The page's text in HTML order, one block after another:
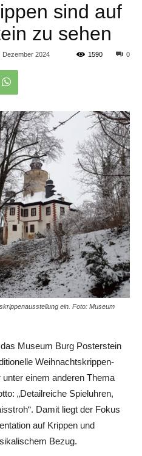
sind auf
zu sehen
Dezember 2024 0
1590
ein. Foto: Museum
Museum Burg Posterstein
Weihnachtskrippen-
einem anderen Thema
„Detailreiche Spieluhren,
Damit liegt der Fokus
auf Krippen und
Bezug.